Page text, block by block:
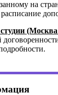
на